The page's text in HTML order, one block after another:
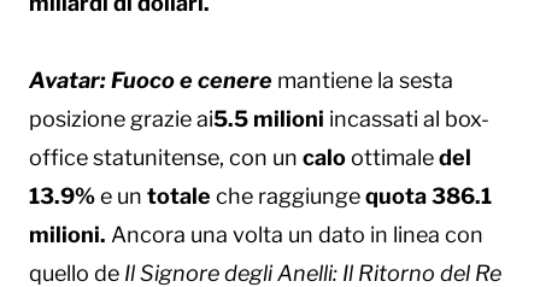
Avatar: Fuoco e cenere mantiene la sesta
posizione grazie ai5.5 milioni incassati al box-
office statunitense, con un caloottimaledel
13.9%e un totale che raggiungequota 386.1
milioni. Ancora una volta un dato in linea con
quello de Il Signore degli Anelli: Il Ritorno del Re